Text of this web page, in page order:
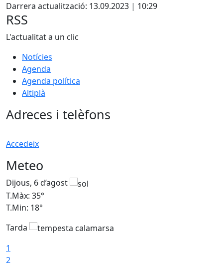
Darrera actualització: 13.09.2023 | 10:29
RSS
L'actualitat a un clic
Notícies
Agenda
Agenda política
Altiplà
Adreces i telèfons
Accedeix
Meteo
Dijous, 6 d’agost
T.Màx: 35°
T.Min: 18°
Tarda
1
2